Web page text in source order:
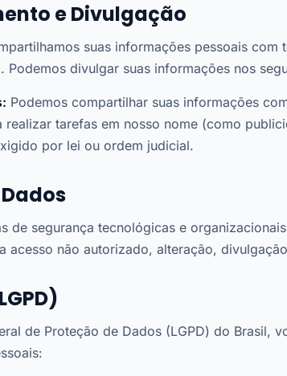
e Divulgação
suas informações pessoais
Podemos divulgar suas informações nos
Podemos compartilhar suas informações
realizar tarefas em nosso nome (como
por lei ou ordem judicial.
de segurança tecnológicas e
acesso não autorizado, alteração,
de Proteção de Dados (LGPD) do Brasil,